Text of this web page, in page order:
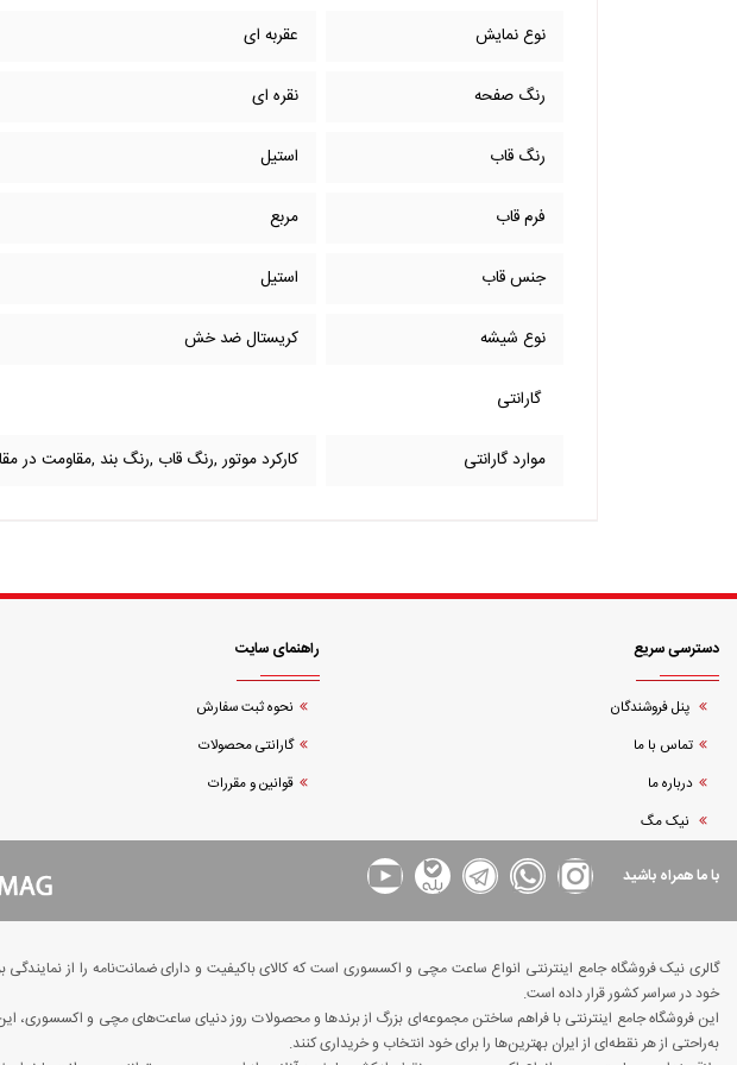
نوع نمایش عقربه ای
رنگ صفحه نقره ای
رنگ قاب استیل
فرم قاب مربع
جنس قاب استیل
نوع شیشه کریستال ضد خش
گارانتی
موارد گارانتی کارکرد موتور ,رنگ قاب ,رنگ بند ,مقاومت در
دسترسی سریع
پنل فروشندگان
تماس با ما
درباره ما
نیک مگ
راهنمای سایت
نحوه ثبت سفارش
گارانتی محصولات
قوانین و مقررات
با ما همراه باشید
گالری نیک فروشگاه جامع اینترنتی انواع ساعت مچی و اکسسوری است که کالای باکیفیت و دارای ضمانت‌نامه را از
خود در سراسر کشور قرار داده است.
این فروشگاه جامع اینترنتی با فراهم ساختن مجموعه‌ای بزرگ از برندها و محصولات روز دنیای ساعت‌های مچی و اکسسوری،
به‌راحتی از هر نقطه‌ای از ایران بهترین‌ها را برای خود انتخاب و خریداری کنند.